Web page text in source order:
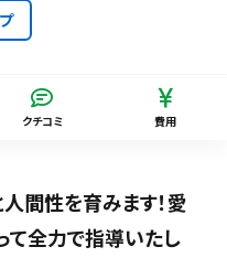
クチコミ 費用
間性を育みます！愛
て全力で指導いたし